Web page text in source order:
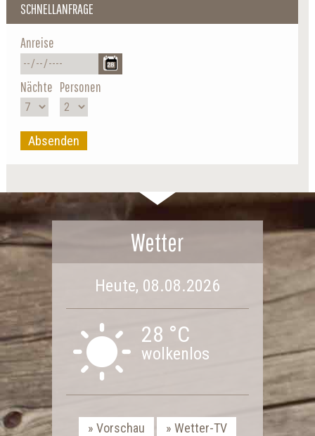
SCHNELLANFRAGE
Anreise
Nächte Personen
Absenden
Wetter
Heute, 08.08.2026
28 °C
wolkenlos
Vorschau Wetter-TV